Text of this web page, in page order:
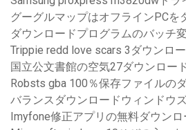
グーグルマップはオフラインPCを
ダウンロードプログラムのバッチ
Trippie redd love scars 3ダウンロ
国立公文書館の空気27ダウンロー
Robsts gba 100％保存ファイルの
バランスダウンロードウィンドウ
Imyfone修正アプリの無料ダウンロ